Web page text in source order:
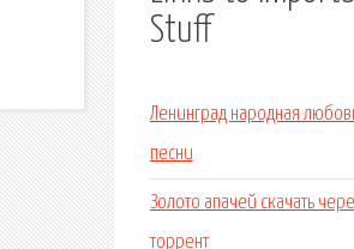
Stuff
Ленинград народная
песни
Золото апачей скачать
торрент